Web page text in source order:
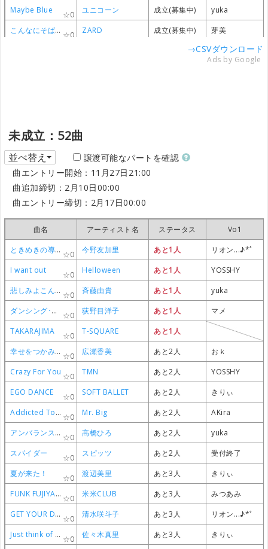
Maybe Blue 0 ユニコーン 成立(募集中)
yuka
こんなにそばに居るのに
0 ZARD 成立(募集中)
芽美
成立(募集中)
サトウ
Maybe Blue 0 ユニコーン 成立(募集中)
yuka
こんなにそばに居るのに
0 ZARD 成立(募集中)
芽美
成立(募集中)
サトウ
Maybe Blue 0 ユニコーン 成立(募集中)
yuka
こんなにそばに居るのに
0 ZARD 成立(募集中)
芽美
成立(募集中)
サトウ
Maybe Blue 0 ユニコーン 成立(募集中)
yuka
こんなにそばに居るのに
0 ZARD 成立(募集中)
芽美
成立(募集中)
サトウ
→CSVダウンロード
Ads by Google
未成立：52曲
並べ替え
譲渡可能なパートを確認
曲エントリー開始：11月27日21:00
曲追加締切：2月10日00:00
曲エントリー締切：2月17日00:00
曲名 アーティスト名 ステータス
Vo1
ときめきの導火線
0 今野友加里 あと1人
リオン...♪*ﾟ
I want out
0 Helloween あと1人
YOSSHY
悲しみよこんにちは
0 斉藤由貴 あと1人
yuka
ダンシング･ヒーロー
0 荻野目洋子 あと1人
マメ
TAKARAJIMA
0 T-SQUARE
あと1人
幸せをつかみたい
0 広瀬香美 あと2人
おｋ
Crazy For You
0 TMN あと2人
YOSSHY
EGO DANCE
0 SOFT BALLET あと2人
きりぃ
Addicted To That Rush
0 Mr. Big あと2人
AKira
アンバランスなKissをして
0 高橋ひろ あと2人
yuka
スパイダー
0 スピッツ あと2人
受付終了
夏が来た！
0 渡辺美里 あと3人
きりぃ
FUNK FUJIYAMA
0 米米CLUB あと3人
みつあみ
GET YOUR DREAM
0 清水咲斗子 あと3人
リオン...♪*ﾟ
Just think of tomorrow
0 佐々木真里 あと3人
きりぃ
曲名 アーティスト名 ステータス
Vo1
ときめきの導火線
0 今野友加里 あと1人
リオン...♪*ﾟ
I want out
0 Helloween あと1人
YOSSHY
悲しみよこんにちは
0 斉藤由貴 あと1人
yuka
ダンシング･ヒーロー
0 荻野目洋子 あと1人
マメ
TAKARAJIMA
0 T-SQUARE
あと1人
幸せをつかみたい
0 広瀬香美 あと2人
おｋ
Crazy For You
0 TMN あと2人
YOSSHY
EGO DANCE
0 SOFT BALLET あと2人
きりぃ
Addicted To That Rush
0 Mr. Big あと2人
AKira
アンバランスなKissをして
0 高橋ひろ あと2人
yuka
スパイダー
0 スピッツ あと2人
受付終了
夏が来た！
0 渡辺美里 あと3人
きりぃ
FUNK FUJIYAMA
0 米米CLUB あと3人
みつあみ
GET YOUR DREAM
0 清水咲斗子 あと3人
リオン...♪*ﾟ
Just think of tomorrow
0 佐々木真里 あと3人
きりぃ
曲名 アーティスト名 ステータス
Vo1
ときめきの導火線
0 今野友加里 あと1人
リオン...♪*ﾟ
I want out
0 Helloween あと1人
YOSSHY
悲しみよこんにちは
0 斉藤由貴 あと1人
yuka
ダンシング･ヒーロー
0 荻野目洋子 あと1人
マメ
TAKARAJIMA
0 T-SQUARE
あと1人
幸せをつかみたい
0 広瀬香美 あと2人
おｋ
Crazy For You
0 TMN あと2人
YOSSHY
EGO DANCE
0 SOFT BALLET あと2人
きりぃ
Addicted To That Rush
0 Mr. Big あと2人
AKira
アンバランスなKissをして
0 高橋ひろ あと2人
yuka
スパイダー
0 スピッツ あと2人
受付終了
夏が来た！
0 渡辺美里 あと3人
きりぃ
FUNK FUJIYAMA
0 米米CLUB あと3人
みつあみ
GET YOUR DREAM
0 清水咲斗子 あと3人
リオン...♪*ﾟ
Just think of tomorrow
0 佐々木真里 あと3人
きりぃ
曲名 アーティスト名 ステータス
Vo1
ときめきの導火線
0 今野友加里 あと1人
リオン...♪*ﾟ
I want out
0 Helloween あと1人
YOSSHY
悲しみよこんにちは
0 斉藤由貴 あと1人
yuka
ダンシング･ヒーロー
0 荻野目洋子 あと1人
マメ
TAKARAJIMA
0 T-SQUARE
あと1人
幸せをつかみたい
0 広瀬香美 あと2人
おｋ
Crazy For You
0 TMN あと2人
YOSSHY
EGO DANCE
0 SOFT BALLET あと2人
きりぃ
Addicted To That Rush
0 Mr. Big あと2人
AKira
アンバランスなKissをして
0 高橋ひろ あと2人
yuka
スパイダー
0 スピッツ あと2人
受付終了
夏が来た！
0 渡辺美里 あと3人
きりぃ
FUNK FUJIYAMA
0 米米CLUB あと3人
みつあみ
GET YOUR DREAM
0 清水咲斗子 あと3人
リオン...♪*ﾟ
Just think of tomorrow
0 佐々木真里 あと3人
きりぃ